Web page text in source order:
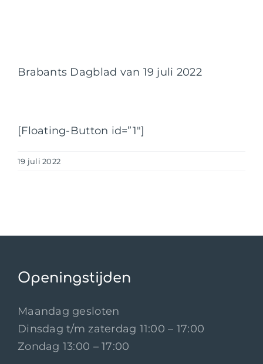
Brabants Dagblad van 19 juli 2022
[Floating-Button id=”1″]
19 juli 2022
Openingstijden
Maandag gesloten
Dinsdag t/m zaterdag 11:00 – 17:00
Zondag 13:00 – 17:00